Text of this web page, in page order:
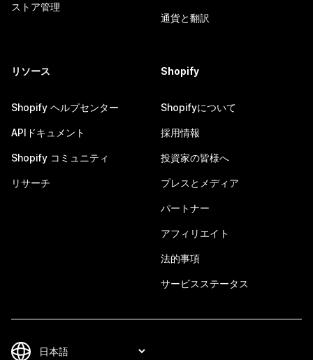
ストア管理
通貨と翻訳
リソース
Shopify ヘルプセンター
APIドキュメント
Shopify コミュニティ
リサーチ
Shopify
Shopifyについて
採用情報
投資家の皆様へ
プレスとメディア
パートナー
アフィリエイト
法的事項
サービスステータス